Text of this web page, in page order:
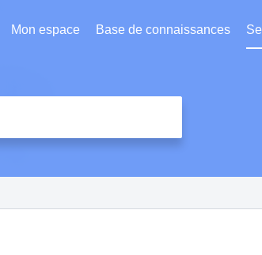
Mon espace Base de connaissances